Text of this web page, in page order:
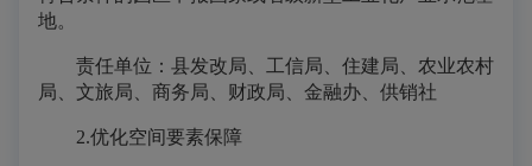
地。
责任单位：县发改局、工信局、住建局、农业农村
局、文旅局、商务局、财政局、金融办、供销社
2.优化空间要素保障